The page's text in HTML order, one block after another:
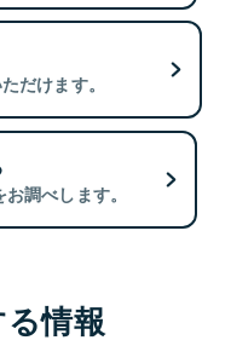
だけます。
調べします。
情報